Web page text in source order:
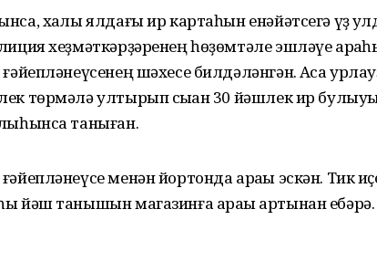
хаҡлы ялдағы ир картаһын енәйәтсегә үҙ
хеҙмәткәрҙәренең һөҙөмтәле эшләүе
шәхесе билдәләнгән. Аҡса
төрмәлә ултырып сыҡҡан 30 йәшлек ир булыуы
таныған.
менән йортонда араҡы эскән. Тик
йәш танышын магазинға араҡы артынан